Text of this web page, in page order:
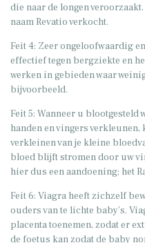
die naar de longen
naam Revatio verkocht.
Feit 4: Zeer ongeloofwaardig
effectief tegen bergziekte en
werken in gebieden waar
bijvoorbeeld.
Feit 5: Wanneer u blootgesteld
handen en vingers
verkleinen van je kleine
bloed blijft stromen door uw
hier dus een aandoening; het
Feit 6: Viagra heeft zichzelf
ouders van te lichte baby’s.
placenta toenemen, zodat er
de foetus kan zodat de baby